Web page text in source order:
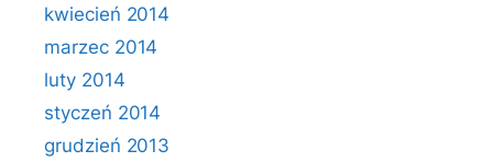
kwiecień 2014
marzec 2014
luty 2014
styczeń 2014
grudzień 2013